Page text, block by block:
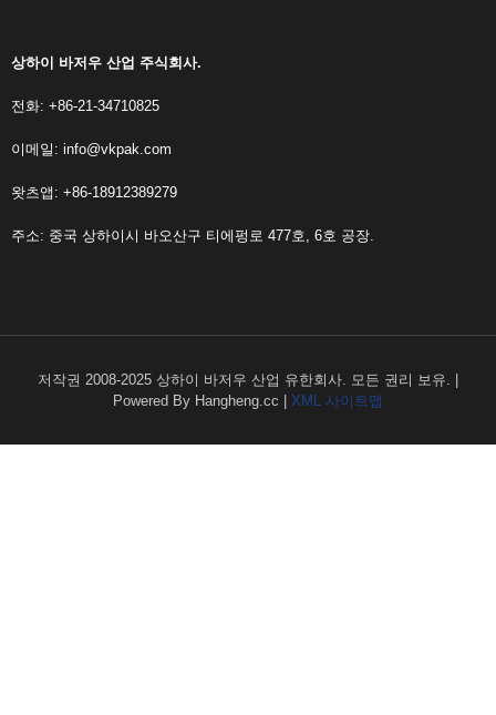
상하이 바저우 산업 주식회사.
전화: +86-21-34710825
이메일: info@vkpak.com
왓츠앱: +86-18912389279
주소: 중국 상하이시 바오산구 티에펑로 477호, 6호 공장.
저작권 2008-2025 상하이 바저우 산업 유한회사. 모든 권리 보유. |
Powered By Hangheng.cc | XML 사이트맵